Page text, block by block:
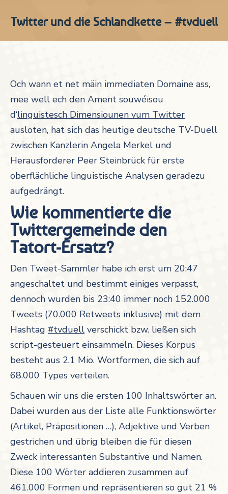
Twitter und die Schlandkette – #tvduell
Och wann et net mäin immediaten Domaine ass,
mee well ech den Ament souwéisou
d‘linguistesch Dimensiounen vum Twitter
ausloten, hat sich das heutige deutsche TV-Duell
zwischen Kanzlerin Angela Merkel und
Herausforderer Peer Steinbrück für erste
oberflächliche linguistische Analysen geradezu
aufgedrängt.
Wie kommentierte die
Twittergemeinde den
Tatort-Ersatz?
Den Tweet-Sammler habe ich erst um 20:47
angeschaltet und bestimmt einiges verpasst,
dennoch wurden bis 23:40 immer noch 152.000
Tweets (70.000 Retweets inklusive) mit dem
Hashtag #tvduell verschickt bzw. ließen sich
script-gesteuert einsammeln. Dieses Korpus
besteht aus 2.1 Mio. Wortformen, die sich auf
68.000 Types verteilen.
Schauen wir uns die ersten 100 Inhaltswörter an.
Dabei wurden aus der Liste alle Funktionswörter
(Artikel, Präpositionen …), Adjektive und Verben
gestrichen und übrig bleiben die für diesen
Zweck interessanten Substantive und Namen.
Diese 100 Wörter addieren zusammen auf
461.000 Formen und repräsentieren so gut 21 %